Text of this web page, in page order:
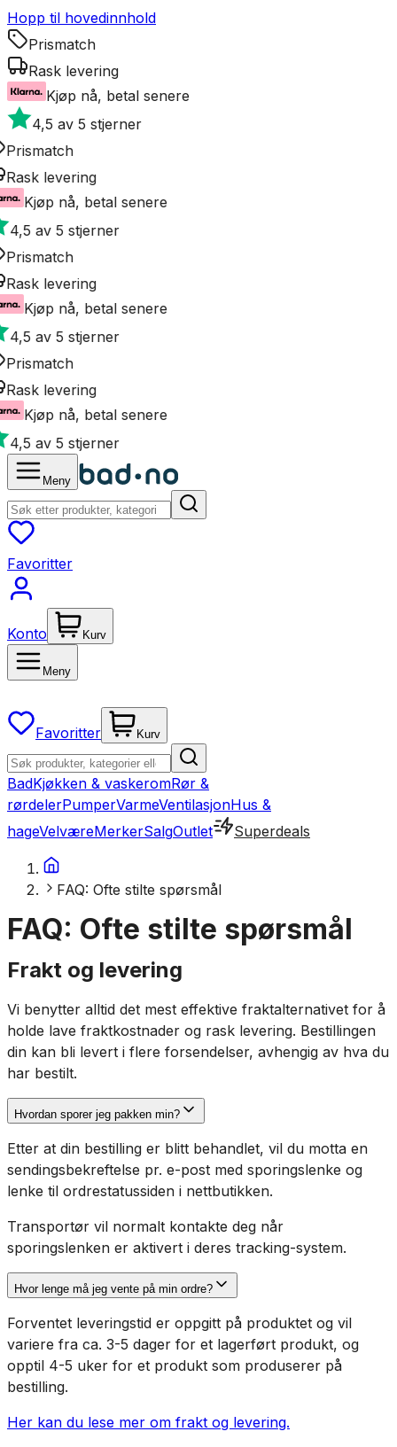
Hopp til hovedinnhold
Prismatch
Rask levering
Kjøp nå, betal senere
4,5 av 5 stjerner
Prismatch
Rask levering
Kjøp nå, betal senere
4,5 av 5 stjerner
Prismatch
Rask levering
Kjøp nå, betal senere
4,5 av 5 stjerner
Prismatch
Rask levering
Kjøp nå, betal senere
4,5 av 5 stjerner
Meny
Favoritter
Konto Kurv
Meny
Favoritter Kurv
BadKjøkken & vaskeromRør &
rørdelerPumperVarmeVentilasjonHus &
hageVelværeMerkerSalgOutlet Superdeals
FAQ: Ofte stilte spørsmål
FAQ: Ofte stilte spørsmål
Frakt og levering
Vi benytter alltid det mest effektive fraktalternativet for å
holde lave fraktkostnader og rask levering. Bestillingen
din kan bli levert i flere forsendelser, avhengig av hva du
har bestilt.
Hvordan sporer jeg pakken min?
Etter at din bestilling er blitt behandlet, vil du motta en
sendingsbekreftelse pr. e-post med sporingslenke og
lenke til ordrestatussiden i nettbutikken.
Transportør vil normalt kontakte deg når
sporingslenken er aktivert i deres tracking-system.
Hvor lenge må jeg vente på min ordre?
Forventet leveringstid er oppgitt på produktet og vil
variere fra ca. 3-5 dager for et lagerført produkt, og
opptil 4-5 uker for et produkt som produserer på
bestilling.
Her kan du lese mer om frakt og levering.